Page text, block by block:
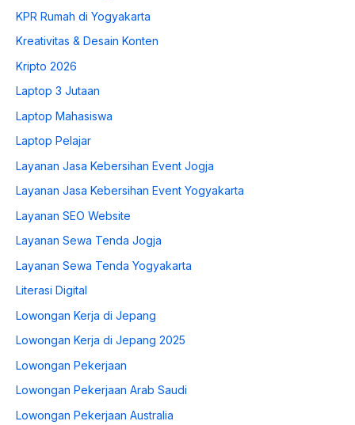
KPR Rumah di Yogyakarta
Kreativitas & Desain Konten
Kripto 2026
Laptop 3 Jutaan
Laptop Mahasiswa
Laptop Pelajar
Layanan Jasa Kebersihan Event Jogja
Layanan Jasa Kebersihan Event Yogyakarta
Layanan SEO Website
Layanan Sewa Tenda Jogja
Layanan Sewa Tenda Yogyakarta
Literasi Digital
Lowongan Kerja di Jepang
Lowongan Kerja di Jepang 2025
Lowongan Pekerjaan
Lowongan Pekerjaan Arab Saudi
Lowongan Pekerjaan Australia